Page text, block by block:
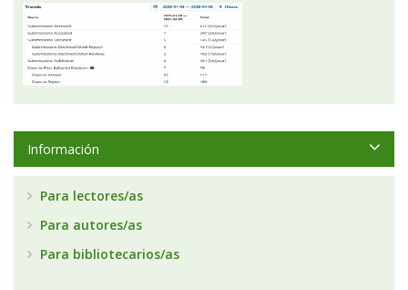
Información
Para lectores/as
Para autores/as
Para bibliotecarios/as